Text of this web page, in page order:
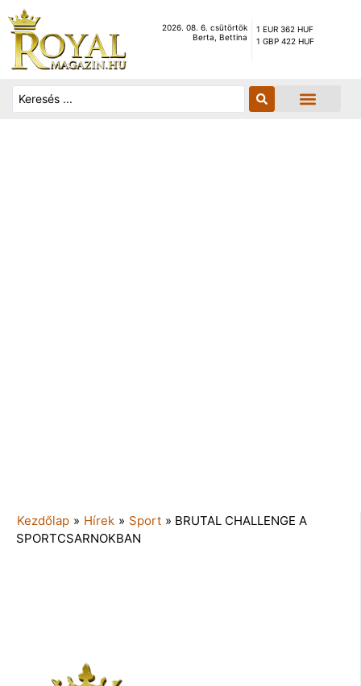
2026. 08. 6. csütörtök
Berta, Bettina
1 EUR 362 HUF
1 GBP 422 HUF
Kezdőlap » Hírek » Sport » BRUTAL CHALLENGE A
SPORTCSARNOKBAN